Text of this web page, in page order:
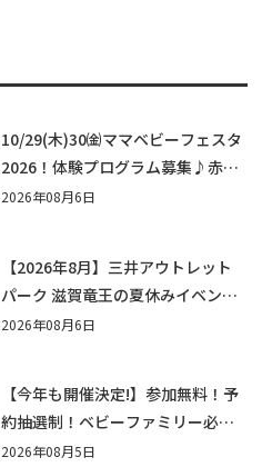
10/29(木)30㈮ママベビーフェスタ
2026！体験プログラム募集♪赤ち
ゃん向けイベントに出演しません
2026年08月6日
【2026年8月】三井アウトレット
パーク 滋賀竜王の夏休みイベント
まとめ！びしょぬれ水あそび・激
2026年08月6日
【今年も開催決定!】参加無料！予
約抽選制！ベビーファミリー必見
☆入場無料☆10/29(木)30(金)ママ
2026年08月5日